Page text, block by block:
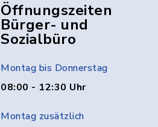
Öffnungszeiten
Bürger- und
Sozialbüro
Montag bis Donnerstag
08:00 - 12:30 Uhr
Montag zusätzlich